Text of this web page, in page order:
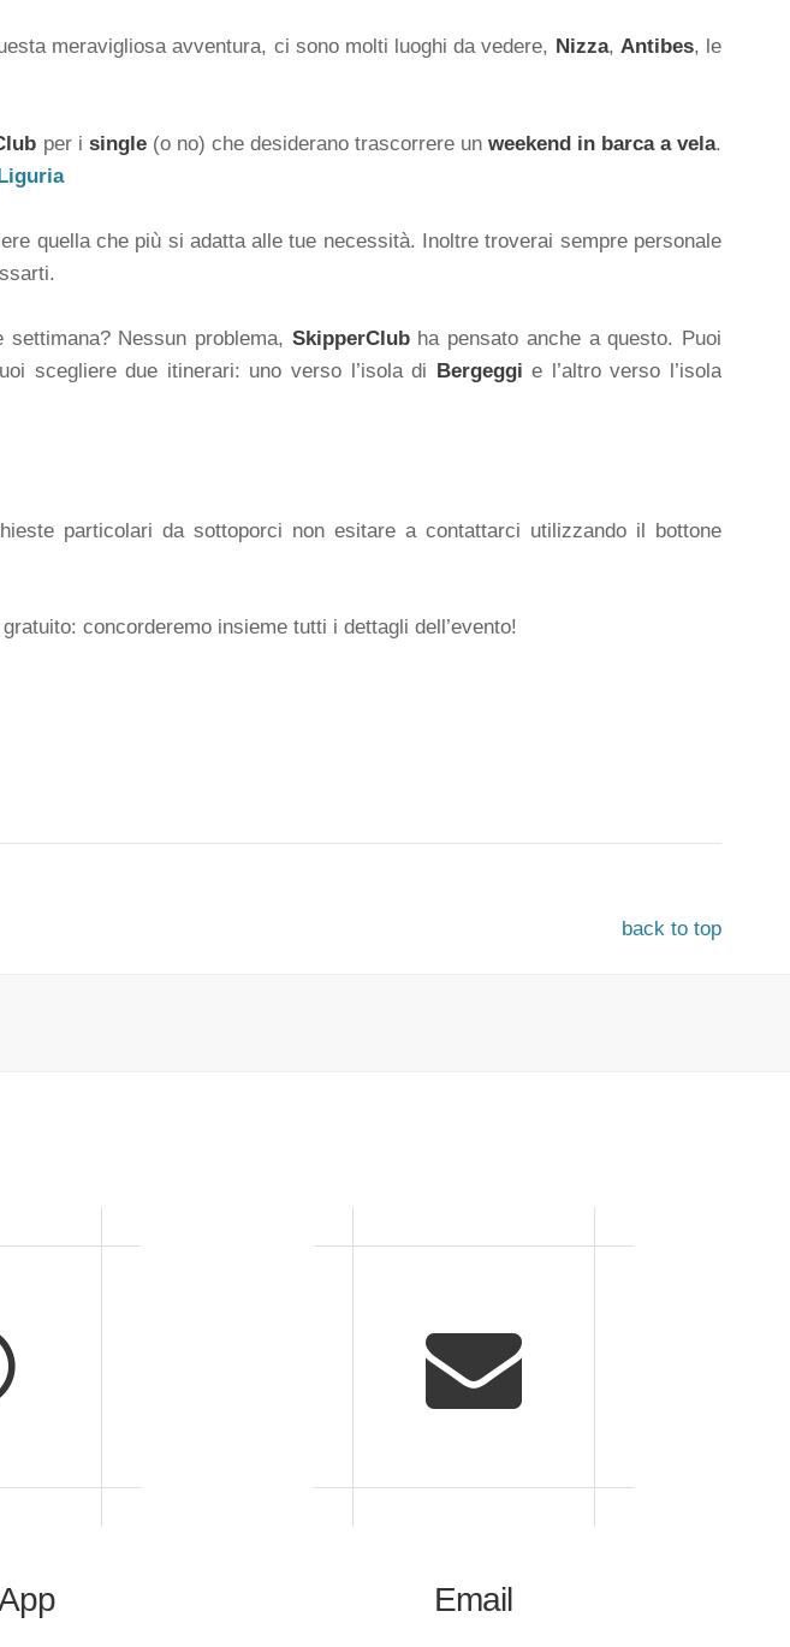
meravigliosa avventura, ci sono molti luoghi da vedere, Nizza, Antibes, le
per i single(o no) che desiderano trascorrere un weekend in barca a vela.
quella che più si adatta alle tue necessità. Inoltre troverai sempre personale
Nessun problema, SkipperClubha pensato anche a questo. Puoi
scegliere due itinerari: uno verso l’isola di Bergeggi e l’altro verso l’isola
particolari da sottoporci non esitare a contattarci utilizzando il bottone
concorderemo insieme tutti i dettagli dell’evento!
back to top
Email